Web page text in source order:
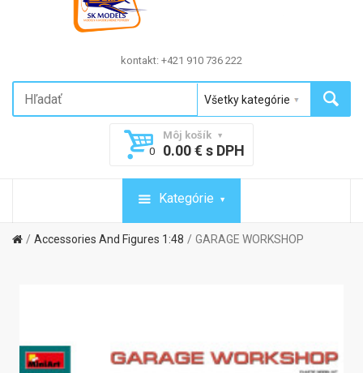
kontakt: +421 910 736 222
Môj košík
0
0.00 € s DPH
Kategórie
Accessories And Figures 1:48 GARAGE WORKSHOP